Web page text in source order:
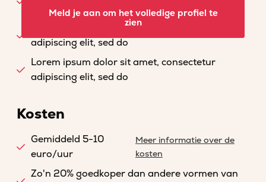
adipiscing elit, sed do
Lorem ipsum dolor sit amet, consectetur
adipiscing elit, sed do
Lorem ipsum dolor sit amet, consectetur
adipiscing elit, sed do
Meld je aan om het volledige profiel te
zien
Kosten
Gemiddeld 5-10
euro/uur
Meer informatie over de
kosten
Zo'n 20% goedkoper dan andere vormen van